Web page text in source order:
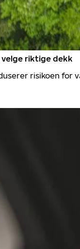
riktige dekk
risikoen for